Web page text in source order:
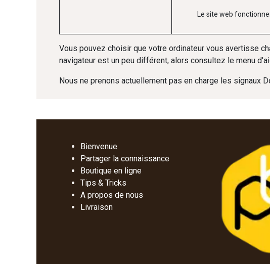
Le site web
Vous pouvez choisir que votre ordinateur vous avertisse
navigateur est un peu différent, alors consultez le menu
Nous ne prenons actuellement pas en charge les signaux
Bienvenue
Partager la connaissance
Boutique en ligne
Tips & Tricks
A propos de nous
Livraison